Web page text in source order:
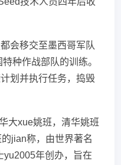
会移交至墨西哥军队
种作战部队的训练。
划并执行任务，捣毁
大xue姚班，清华姚班
jian称，由世界著名
yu2005年创办，旨在